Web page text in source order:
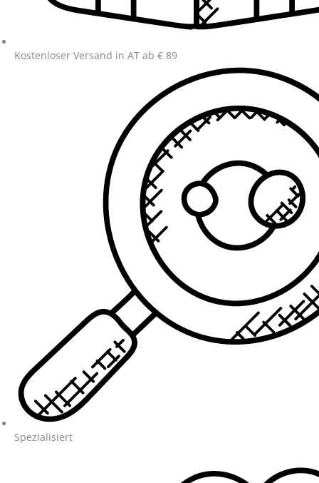
Kostenloser Versand in AT ab € 89
Spezialisiert